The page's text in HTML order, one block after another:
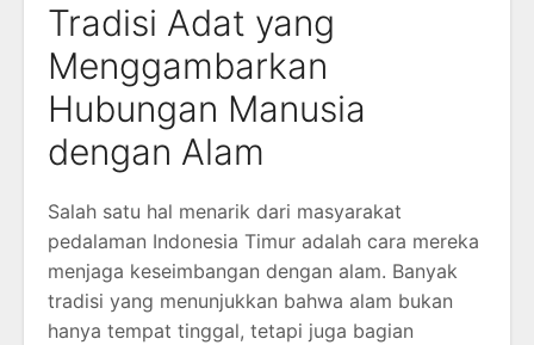
Tradisi Adat yang
Menggambarkan
Hubungan Manusia
dengan Alam
Salah satu hal menarik dari masyarakat
pedalaman Indonesia Timur adalah cara mereka
menjaga keseimbangan dengan alam. Banyak
tradisi yang menunjukkan bahwa alam bukan
hanya tempat tinggal, tetapi juga bagian